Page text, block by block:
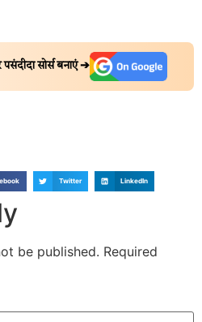
सोर्स बनाएं ➔
Twitter LinkedIn
be published. Required